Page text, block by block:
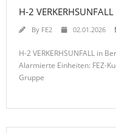
H-2 VERKERHSUNFALL
By FE2 02.01.2026
H-2 VERKERHSUNFALL in
Alarmierte Einheiten: FEZ-
Gruppe